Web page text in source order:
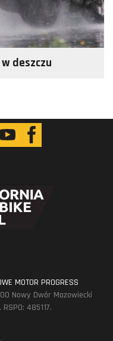
deszczu
MOTOR PROGRESS
Nowy Dwór Mazowiecki
485117.